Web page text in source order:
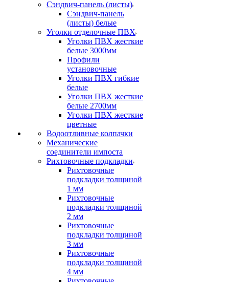
Сэндвич-панель (листы)
Сэндвич-панель
(листы) белые
Уголки отделочные ПВХ
Уголки ПВХ жесткие
белые 3000мм
Профили
установочные
Уголки ПВХ гибкие
белые
Уголки ПВХ жесткие
белые 2700мм
Уголки ПВХ жесткие
цветные
Водоотливные колпачки
Механические
соединители импоста
Рихтовочные подкладки
Рихтовочные
подкладки толщиной
1 мм
Рихтовочные
подкладки толщиной
2 мм
Рихтовочные
подкладки толщиной
3 мм
Рихтовочные
подкладки толщиной
4 мм